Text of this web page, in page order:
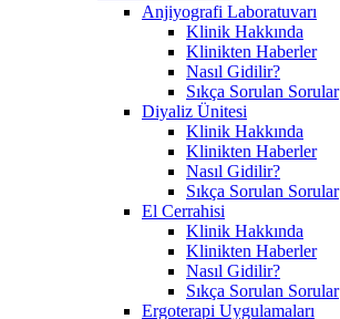
Anjiyografi Laboratuvarı
Klinik Hakkında
Klinikten Haberler
Nasıl Gidilir?
Sıkça Sorulan Sorular
Diyaliz Ünitesi
Klinik Hakkında
Klinikten Haberler
Nasıl Gidilir?
Sıkça Sorulan Sorular
El Cerrahisi
Klinik Hakkında
Klinikten Haberler
Nasıl Gidilir?
Sıkça Sorulan Sorular
Ergoterapi Uygulamaları